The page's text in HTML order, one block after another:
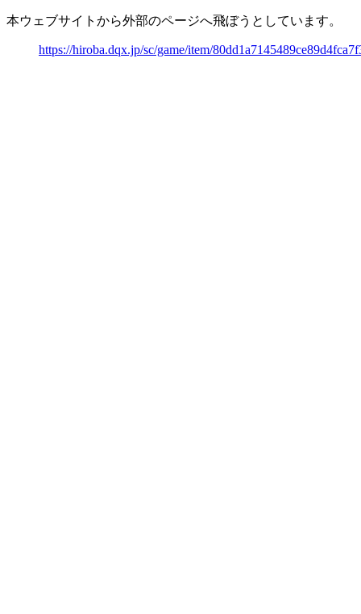
本ウェブサイトから外部のページへ飛ぼうとしています。
https://hiroba.dqx.jp/sc/game/item/